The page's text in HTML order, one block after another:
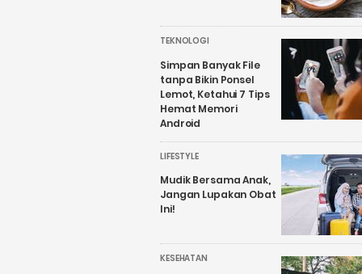
TEKNOLOGI
Simpan Banyak File
tanpa Bikin Ponsel
Lemot, Ketahui 7 Tips
Hemat Memori
Android
LIFESTYLE
Mudik Bersama Anak,
Jangan Lupakan Obat
Ini!
KESEHATAN